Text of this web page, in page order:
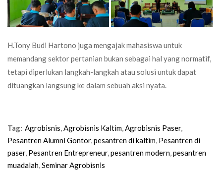
H.Tony Budi Hartono juga mengajak mahasiswa untuk
memandang sektor pertanian bukan sebagai hal yang normatif,
tetapi diperlukan langkah-langkah atau solusi untuk dapat
dituangkan langsung ke dalam sebuah aksi nyata.
Tag: Agrobisnis,Agrobisnis Kaltim,Agrobisnis Paser,
Pesantren Alumni Gontor,pesantren di kaltim, Pesantren di
paser, Pesantren Entrepreneur,pesantren modern,pesantren
muadalah,Seminar Agrobisnis